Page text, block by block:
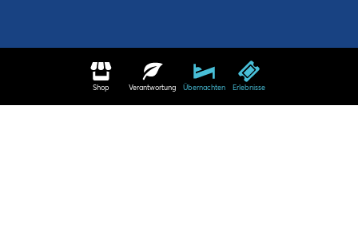
Shop Verantwortung Übernachten Erlebnisse